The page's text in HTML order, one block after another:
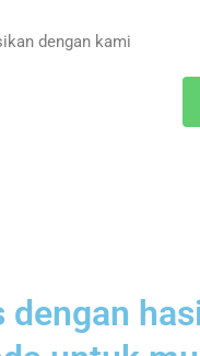
dengan kami
dengan